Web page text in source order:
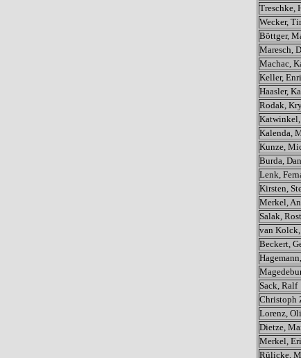
Treschke,
Wecker,
Böttger,
Maresch,
Machac,
Keller,
Haasler,
Rodak,
Katwinkel,
Kalenda,
Kunze,
Burda,
Lenk,
Kirsten,
Merkel,
Salak,
van
Beckert,
Sack, Ralf
Christoph
Lorenz,
Dietze,
Merkel,
Rülicke,